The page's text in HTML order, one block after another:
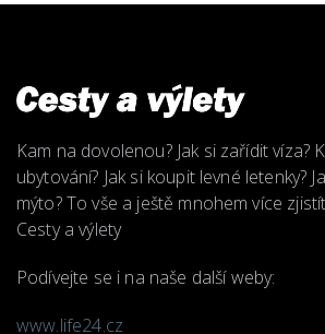
Kam na dovolenou? Jak si zařídit víza?
ubytování? Jak si koupit levné letenky?
mýto? To vše a ještě mnohem více
Cesty a výlety
Podívejte se i na naše další weby:
www.life24.cz